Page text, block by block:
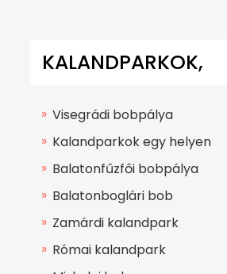
KALANDPARKOK,
BOBPÁLYÁK
Visegrádi bobpálya
Kalandparkok egy helyen
Balatonfűzfői bobpálya
Balatonboglári bob
Zamárdi kalandpark
Római kalandpark